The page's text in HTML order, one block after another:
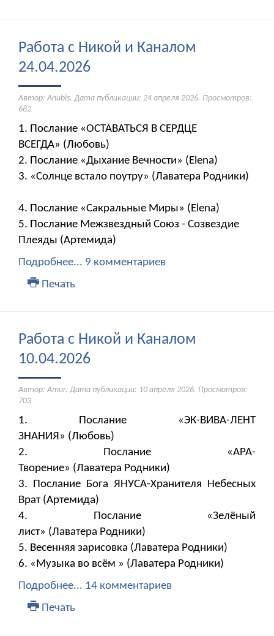
Работа с Никой и Каналом
24.04.2026
Автор: Anubis. Дата публикации: 24 апреля 2026. Просмотров:
682
1. Послание «ОСТАВАТЬСЯ В СЕРДЦЕ
ВСЕГДА» (Любовь)
2. Послание «Дыхание Вечности» (Elena)
3. «Солнце встало поутру» (Лаватера Родники)
4. Послание «Сакральные Миры» (Elena)
5. Послание Межзвездный Союз - Созвездие
Плеяды (Артемида)
Подробнее... 9 комментариев
Печать
Работа с Никой и Каналом
10.04.2026
Автор: Amur. Дата публикации: 10 апреля 2026. Просмотров:
703
1. Послание «ЭК-ВИВА-ЛЕНТ
ЗНАНИЯ» (Любовь)
2. Послание «АРА-
Творение» (Лаватера Родники)
3. Послание Бога ЯНУСА-Хранителя Небесных
Врат (Артемида)
4. Послание «Зелёный
лист» (Лаватера Родники)
5. Весенняя зарисовка (Лаватера Родники)
6. «Музыка во всём » (Лаватера Родники)
Подробнее... 14 комментариев
Печать